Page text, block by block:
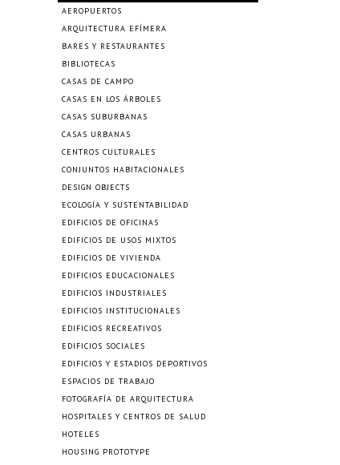
AEROPUERTOS
ARQUITECTURA EFÍMERA
BARES Y RESTAURANTES
BIBLIOTECAS
CASAS DE CAMPO
CASAS EN LOS ÁRBOLES
CASAS SUBURBANAS
CASAS URBANAS
CENTROS CULTURALES
CONJUNTOS HABITACIONALES
DESIGN OBJECTS
ECOLOGÍA Y SUSTENTABILIDAD
EDIFICIOS DE OFICINAS
EDIFICIOS DE USOS MIXTOS
EDIFICIOS DE VIVIENDA
EDIFICIOS EDUCACIONALES
EDIFICIOS INDUSTRIALES
EDIFICIOS INSTITUCIONALES
EDIFICIOS RECREATIVOS
EDIFICIOS SOCIALES
EDIFICIOS Y ESTADIOS DEPORTIVOS
ESPACIOS DE TRABAJO
FOTOGRAFÍA DE ARQUITECTURA
HOSPITALES Y CENTROS DE SALUD
HOTELES
HOUSING PROTOTYPE